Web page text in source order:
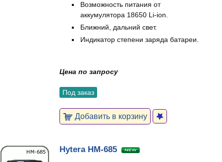
Возможность питания от
аккумулятора 18650 Li-ion.
Ближний, дальний свет.
Индикатор степени заряда батареи.
Цена по запросу
Под заказ
Добавить в корзину
Hytera HM-685